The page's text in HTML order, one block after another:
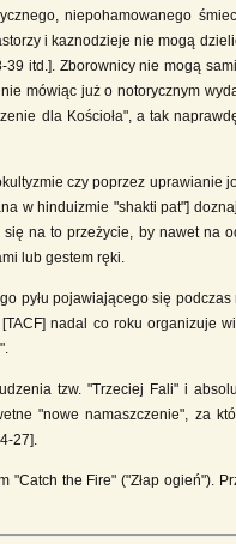
niepohamowanego
i kaznodzieje nie mogą
itd.]. Zborownicy nie mogą
mówiąc już o notorycznym
dla Kościoła", a tak
czy poprzez uprawianie
w hinduizmie "shakti pat"]
na to przeżycie, by nawet na
lub gestem ręki.
pyłu pojawiającego się
nadal co roku organizuje
tzw. "Trzeciej Fali" i
"nowe namaszczenie", za
27].
"Catch the Fire" ("Złap ogień").